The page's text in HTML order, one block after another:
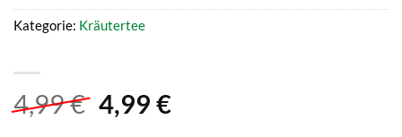
4,99€ Ursprünglicher
4,99 €Aktueller
Kategorie: Kräutertee